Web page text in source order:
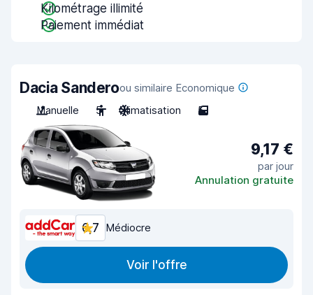
Kilométrage illimité
Paiement immédiat
Dacia Sanderoou similaire Economique
Manuelle
5 Climatisation 5
9,17 €
par jour
Annulation gratuite
6,7 Médiocre
Voir l'offre